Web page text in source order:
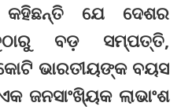
କହିଛନ୍ତି ଯେ ଦେଶର
ବଡ଼ ସମ୍ପତ୍ତି,
ଭାରତୀୟଙ୍କ ବୟସ
ଜନସାଂଖ୍ୟିକ ଲାଭାଂଶ